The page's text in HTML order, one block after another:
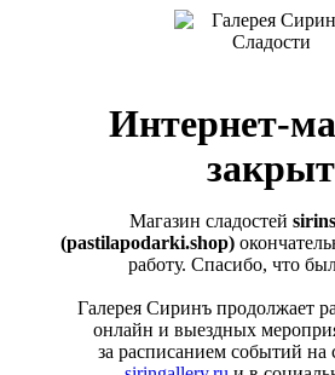
Интернет-
закрыт
Магазин сладостей
(pastilapodarki.shop)
работу. Спасибо, что
Галерея Сиринъ продолжает
онлайн и выездных
за расписанием событий на